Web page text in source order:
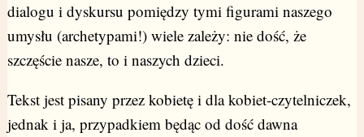
dialogu i dyskursu pomiędzy tymi figurami naszego
umysłu (archetypami!) wiele zależy: nie dość, że
szczęście nasze, to i naszych dzieci.
Tekst jest pisany przez kobietę i dla kobiet-czytelniczek,
jednak i ja, przypadkiem będąc od dość dawna